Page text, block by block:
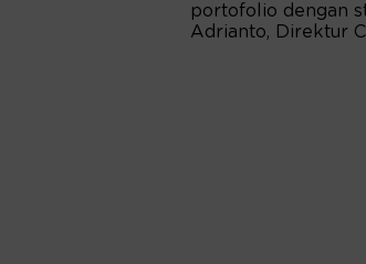
portofolio dengan
Adrianto, Direktur